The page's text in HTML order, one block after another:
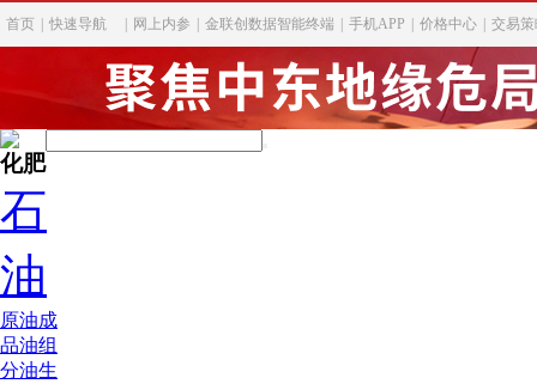
首页 快速导航 网上内参 金联创数据智能终端 手机APP 价格中心 交易
化肥
石
油
原油成
品油组
分油生